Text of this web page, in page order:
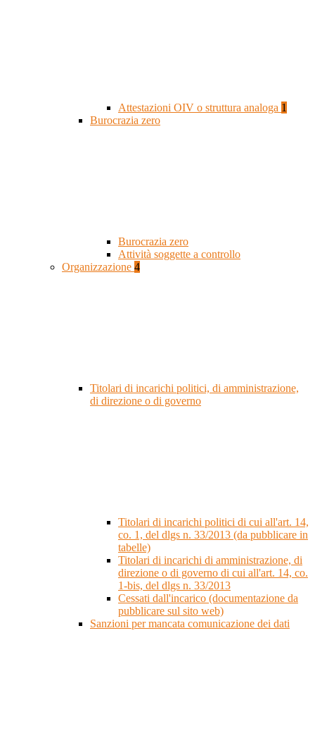
Attestazioni OIV o struttura analoga 1
Burocrazia zero
Burocrazia zero
Attività soggette a controllo
Organizzazione 4
Titolari di incarichi politici, di amministrazione,
di direzione o di governo
Titolari di incarichi politici di cui all'art. 14,
co. 1, del dlgs n. 33/2013 (da pubblicare in
tabelle)
Titolari di incarichi di amministrazione, di
direzione o di governo di cui all'art. 14, co.
1-bis, del dlgs n. 33/2013
Cessati dall'incarico (documentazione da
pubblicare sul sito web)
Sanzioni per mancata comunicazione dei dati